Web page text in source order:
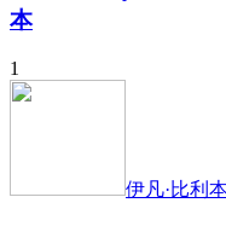
本
1
伊凡·比利